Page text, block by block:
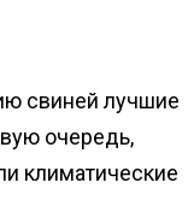
свиней лучшие
очередь,
климатические